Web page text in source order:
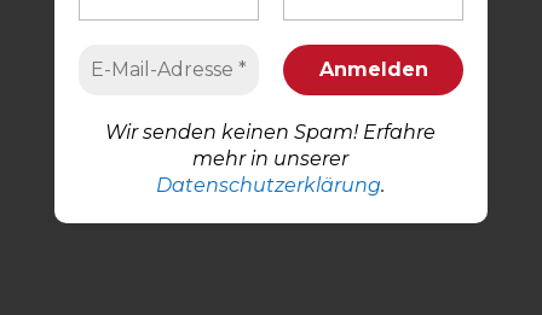
Wir senden keinen Spam! Erfahre
mehr in unserer
Datenschutzerklärung.